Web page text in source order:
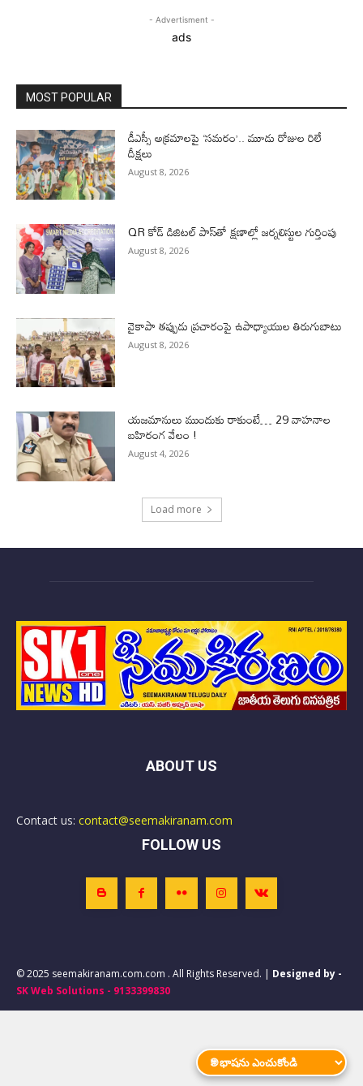
- Advertisment -
ads
MOST POPULAR
డీఎస్సీ అక్రమాలపై ‘సమరం’.. మూడు రోజుల రిలే
దీక్షలు
August 8, 2026
QR కోడ్ డిజిటల్ పాస్‌తో క్షణాల్లో జర్నలిస్టుల గుర్తింపు
August 8, 2026
వైకాపా తప్పుడు ప్రచారంపై ఉపాధ్యాయుల తిరుగుబాటు
August 8, 2026
యజమానులు ముందుకు రాకుంటే… 29 వాహనాల
బహిరంగ వేలం !
August 4, 2026
Load more
ABOUT US
Contact us: contact@seemakiranam.com
FOLLOW US
© 2025 seemakiranam.com.com . All Rights Reserved. | Designed by -
SK Web Solutions - 9133399830